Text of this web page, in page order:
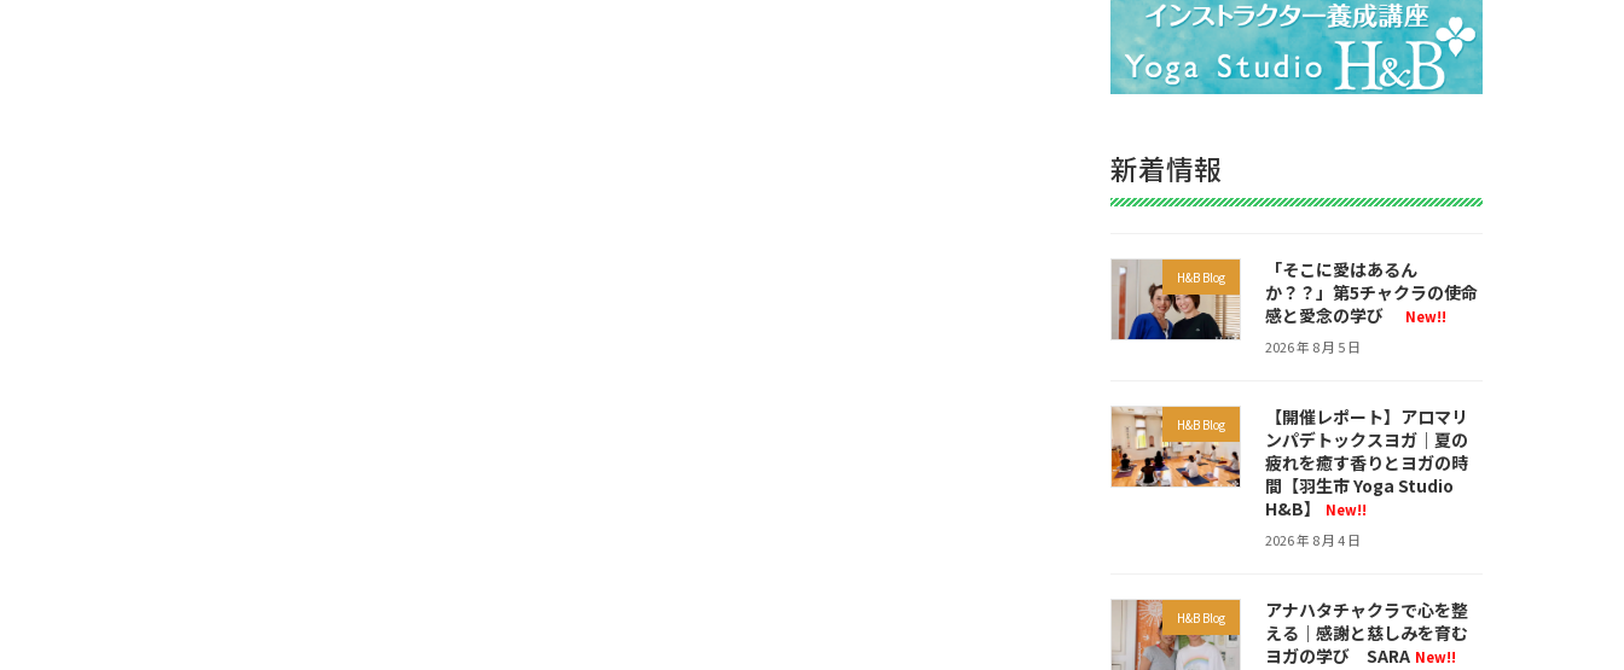
新着情報
H&B Blog
「そこに愛はあるん
か？？」第5チャクラの使命
感と愛念の学び
New!!
2026 年 8 月 5 日
H&B Blog
【開催レポート】アロマリ
ンパデトックスヨガ｜夏の
疲れを癒す香りとヨガの時
間【羽生市 Yoga Studio
H&B】
New!!
2026 年 8 月 4 日
H&B Blog
アナハタチャクラで心を整
える｜感謝と慈しみを育む
ヨガの学び SARA New!!